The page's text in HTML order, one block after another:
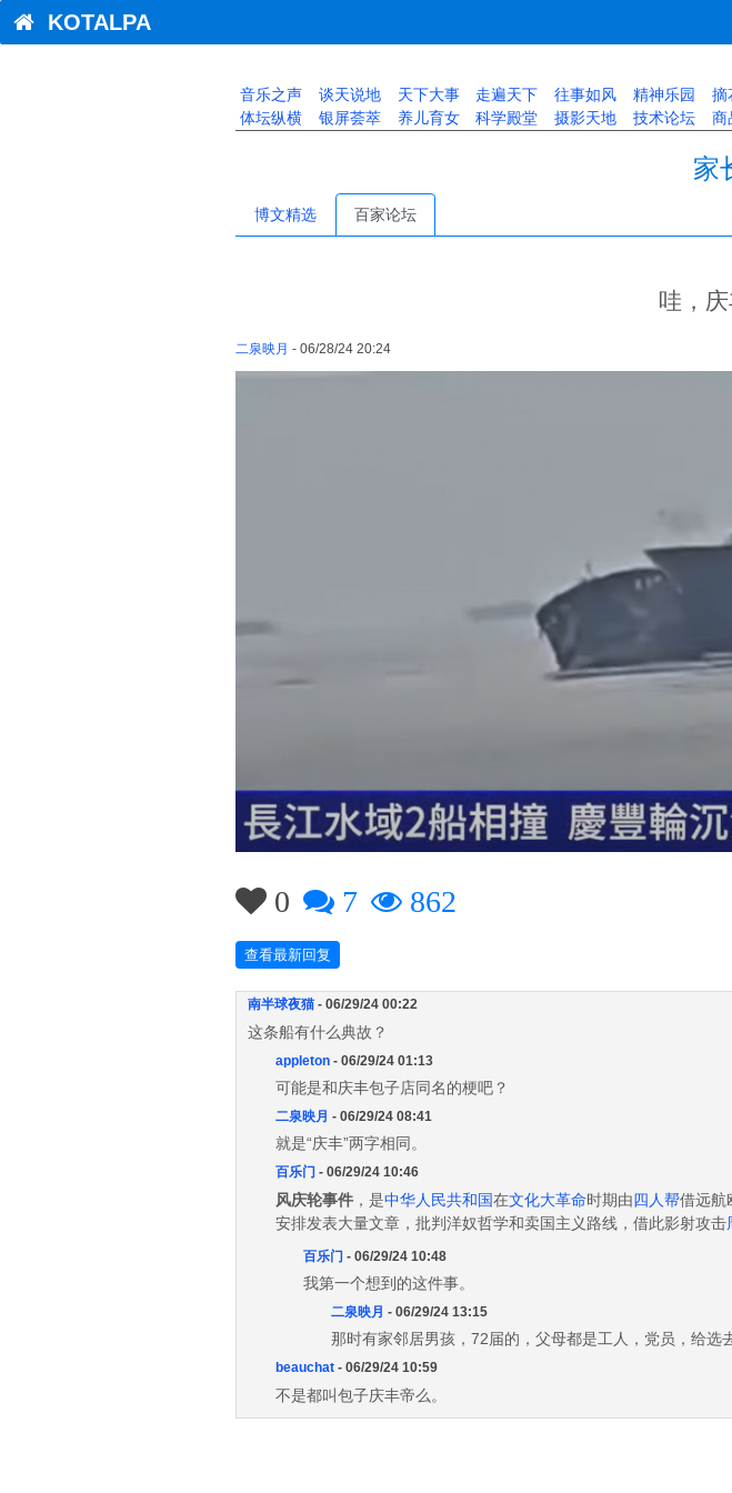
KOTALPA
音乐之声 谈天说地 天下大事 走遍天下 往事如风 精神乐园 摘
体坛纵横
银屏荟萃 养儿育女 科学殿堂 摄影天地 技术论坛 商
家
博文精选 百家论坛
哇，
二泉映月 - 06/28/24 20:24
0 7 862
查看最新回复
南半球夜猫 - 06/29/24 00:22
这条船有什么典故？
appleton - 06/29/24 01:13
可能是和庆丰包子店同名的梗吧？
二泉映月 - 06/29/24 08:41
就是“庆丰”两字相同。
百乐门 - 06/29/24 10:46
风庆轮事件 ，是中华人民共和国在文化大革命时期由四人帮借远航
安排发表大量文章，批判洋奴哲学和卖国主义路线，借此影射攻击
百乐门 - 06/29/24 10:48
我第一个想到的这件事。
二泉映月 - 06/29/24 13:15
那时有家邻居男孩，72届的，父母都是工人，党员，给选
beauchat - 06/29/24 10:59
不是都叫包子庆丰帝么。